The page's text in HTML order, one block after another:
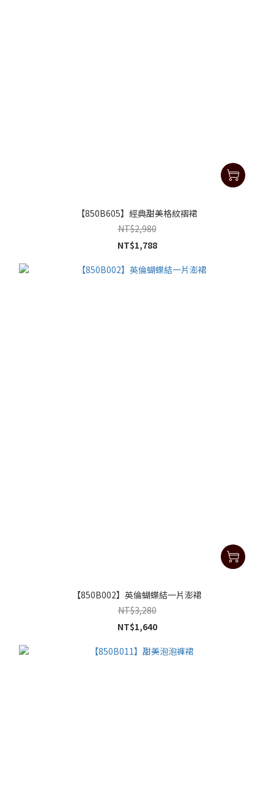
【850B605】經典甜美格紋褶裙
NT$2,980
NT$1,788
【850B002】英倫蝴蝶結一片澎裙
NT$3,280
NT$1,640